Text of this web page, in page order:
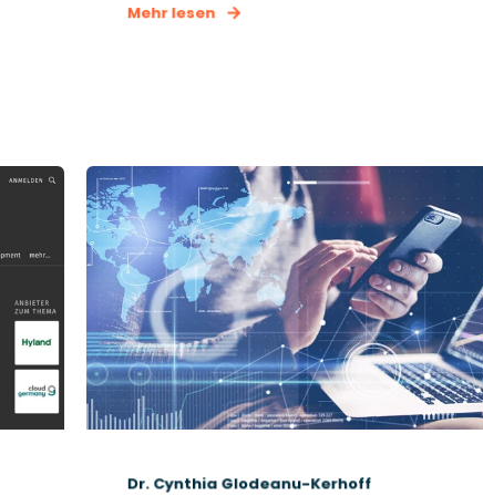
Mehr lesen
Dr. Cynthia Glodeanu-Kerhoff